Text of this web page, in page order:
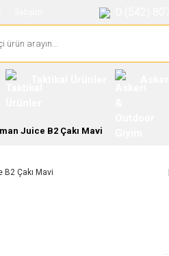
Juice B2 Çakı Mavi